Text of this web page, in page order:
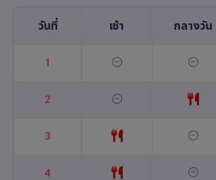
วันที่ เช้า กลางวัน
1
2
3
4